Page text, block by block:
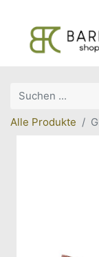
Alle Produkte